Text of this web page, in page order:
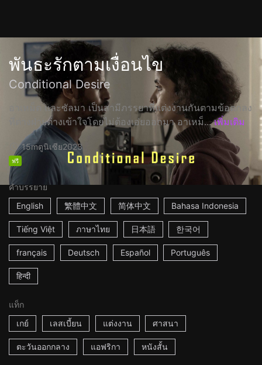
พันธะรักตามเงื่อนไข
Conditional Desire
อาเหม็ด และซัลมา เป็นสามีภรรยาที่แต่งงานกันตามข้อตกลง
ที่ต่างฝ่ายต่างเข้าใจโดยไม่ต้องเอ่ยออกมา อาเหม็... เพิ่มเติม
15mตูนิเซีย2023
ฟรี
คำบรรยาย
English
繁體中文 简体中文 Bahasa Indonesia
Tiếng Việt ภาษาไทย 日本語 한국어
français Deutsch Español Português
हिन्दी
แท็ก
เกย์
เลสเบี้ยน แต่งงาน ศาสนา
ตะวันออกกลาง แอฟริกา หนังสั้น